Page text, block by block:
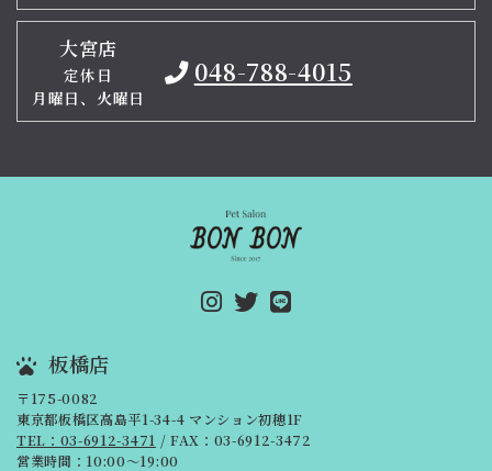
大宮店
定休日
月曜日、火曜日
048-788-4015
板橋店
〒175-0082
東京都板橋区高島平1-34-4 マンション初穂1F
TEL：03-6912-3471 / FAX：03-6912-3472
営業時間：10:00～19:00